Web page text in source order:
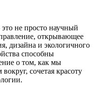
не просто научный
открывающее
дизайна и экологичного
способны
о том, как мы
сочетая красоту